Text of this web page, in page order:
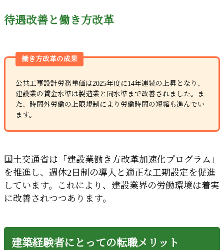
待遇改善と働き方改革
働き方改革の成果
公共工事設計労務単価は2025年度に14年連続の上昇となり、
建設業の賃金水準は製造業と同水準まで改善されました。ま
た、時間外労働の上限規制により労働時間の短縮も進んでい
ます。
国土交通省は「建設業働き方改革加速化プログラム」
を推進し、週休2日制の導入と適正な工期設定を促進
しています。これにより、建設業界の労働環境は着実
に改善されつつあります。
建築経験者にとっての転職メリット